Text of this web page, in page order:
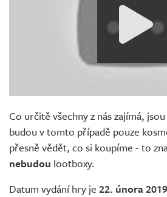
Co určitě všechny z nás zajímá, jsou
budou v tomto případě pouze
přesně vědět, co si koupíme - to
nebudou lootboxy.
Datum vydání hry je 22. února 2019